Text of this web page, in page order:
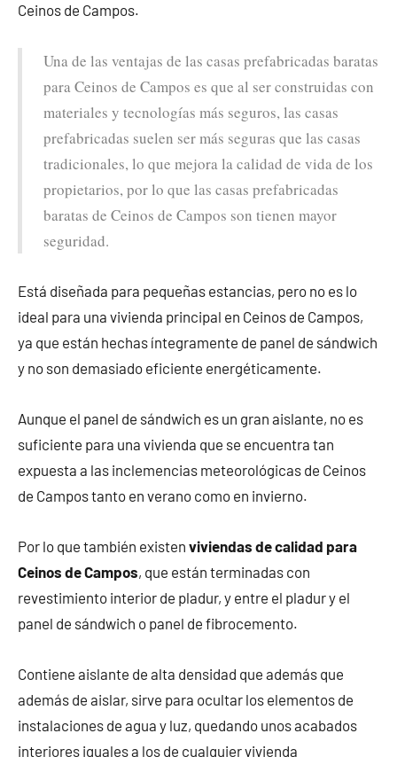
Ceinos de Campos.
Una de las ventajas de las casas prefabricadas baratas
para Ceinos de Campos es que al ser construidas con
materiales y tecnologías más seguros, las casas
prefabricadas suelen ser más seguras que las casas
tradicionales, lo que mejora la calidad de vida de los
propietarios, por lo que las casas prefabricadas
baratas de Ceinos de Campos son tienen mayor
seguridad.
Está diseñada para pequeñas estancias, pero no es lo
ideal para una vivienda principal en Ceinos de Campos,
ya que están hechas íntegramente de panel de sándwich
y no son demasiado eficiente energéticamente.
Aunque el panel de sándwich es un gran aislante, no es
suficiente para una vivienda que se encuentra tan
expuesta a las inclemencias meteorológicas de Ceinos
de Campos tanto en verano como en invierno.
Por lo que también existen viviendas de calidad para
Ceinos de Campos, que están terminadas con
revestimiento interior de pladur, y entre el pladur y el
panel de sándwich o panel de fibrocemento.
Contiene aislante de alta densidad que además que
además de aislar, sirve para ocultar los elementos de
instalaciones de agua y luz, quedando unos acabados
interiores iguales a los de cualquier vivienda